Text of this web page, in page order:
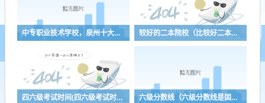
中专职业技术学校，泉州十大职业技术学校 较好的二本院校（比较好二本院校）
四六级考试时间(四六级考试时间2023年下半年) 六级分数线（六级分数线是固定的吗）